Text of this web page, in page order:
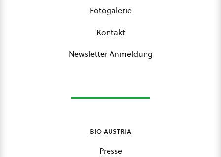
Fotogalerie
Kontakt
Newsletter Anmeldung
bio austria
Presse